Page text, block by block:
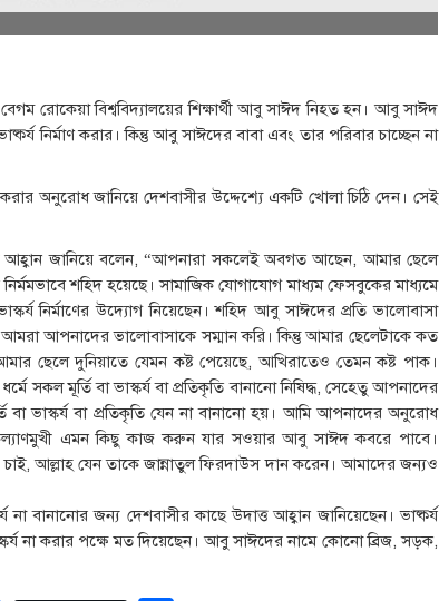
রোকেয়া বিশ্ববিদ্যালয়ের শিক্ষার্থী আবু সাঈদ নিহত হন। আবু সাঈদ
নির্মাণ করার। কিন্তু আবু সাঈদের বাবা এবং তার পরিবার চাচ্ছেন না
অনুরোধ জানিয়ে দেশবাসীর উদ্দেশ্যে একটি খোলা চিঠি দেন। সেই
আহ্বান জানিয়ে বলেন, “আপনারা সকলেই অবগত আছেন, আমার ছেলে
শহিদ হয়েছে। সামাজিক যোগাযোগ মাধ্যম ফেসবুকের মাধ্যমে
নির্মাণের উদ্যোগ নিয়েছেন। শহিদ আবু সাঈদের প্রতি ভালোবাসা
আপনাদের ভালোবাসাকে সম্মান করি। কিন্তু আমার ছেলেটাকে কত
ছেলে দুনিয়াতে যেমন কষ্ট পেয়েছে, আখিরাতেও তেমন কষ্ট পাক।
সকল মূর্তি বা ভাস্কর্য বা প্রতিকৃতি বানানো নিষিদ্ধ, সেহেতু আপনাদের
বা ভাস্কর্য বা প্রতিকৃতি যেন না বানানো হয়। আমি আপনাদের অনুরোধ
এমন কিছু কাজ করুন যার সওয়ার আবু সাঈদ কবরে পাবে।
আল্লাহ যেন তাকে জান্নাতুল ফিরদাউস দান করেন। আমাদের জন্যও
বানানোর জন্য দেশবাসীর কাছে উদাত্ত আহ্বান জানিয়েছেন। ভাষ্কর্য
না করার পক্ষে মত দিয়েছেন। আবু সাঈদের নামে কোনো ব্রিজ, সড়ক,